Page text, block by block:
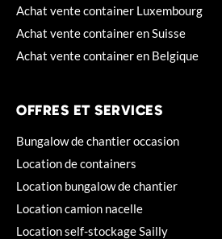
Achat vente container Luxembourg
Achat vente container en Suisse
Achat vente container en Belgique
OFFRES ET SERVICES
Bungalow de chantier occasion
Location de containers
Location bungalow de chantier
Location camion nacelle
Location self-stockage Sailly